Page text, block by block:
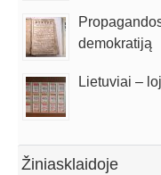
demokratiją
Lietuviai –
Žiniasklaidoje